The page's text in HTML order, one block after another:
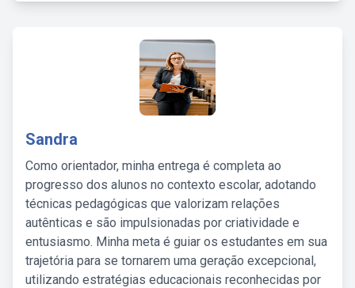
Sandra
Como orientador, minha entrega é completa ao
progresso dos alunos no contexto escolar, adotando
técnicas pedagógicas que valorizam relações
autênticas e são impulsionadas por criatividade e
entusiasmo. Minha meta é guiar os estudantes em sua
trajetória para se tornarem uma geração excepcional,
utilizando estratégias educacionais reconhecidas por